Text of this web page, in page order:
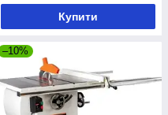
Купити
–10%